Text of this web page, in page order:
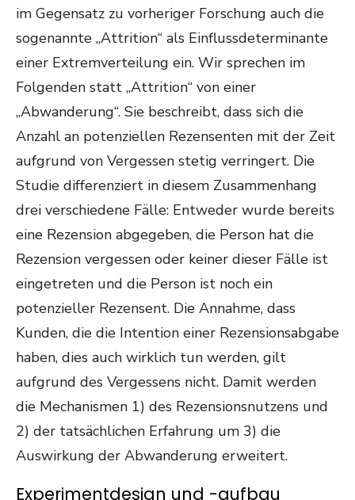
im Gegensatz zu vorheriger Forschung auch die
sogenannte „Attrition“ als Einflussdeterminante
einer Extremverteilung ein. Wir sprechen im
Folgenden statt „Attrition“ von einer
„Abwanderung“. Sie beschreibt, dass sich die
Anzahl an potenziellen Rezensenten mit der Zeit
aufgrund von Vergessen stetig verringert. Die
Studie differenziert in diesem Zusammenhang
drei verschiedene Fälle: Entweder wurde bereits
eine Rezension abgegeben, die Person hat die
Rezension vergessen oder keiner dieser Fälle ist
eingetreten und die Person ist noch ein
potenzieller Rezensent. Die Annahme, dass
Kunden, die die Intention einer Rezensionsabgabe
haben, dies auch wirklich tun werden, gilt
aufgrund des Vergessens nicht. Damit werden
die Mechanismen 1) des Rezensionsnutzens und
2) der tatsächlichen Erfahrung um 3) die
Auswirkung der Abwanderung erweitert.
Experimentdesign und -aufbau